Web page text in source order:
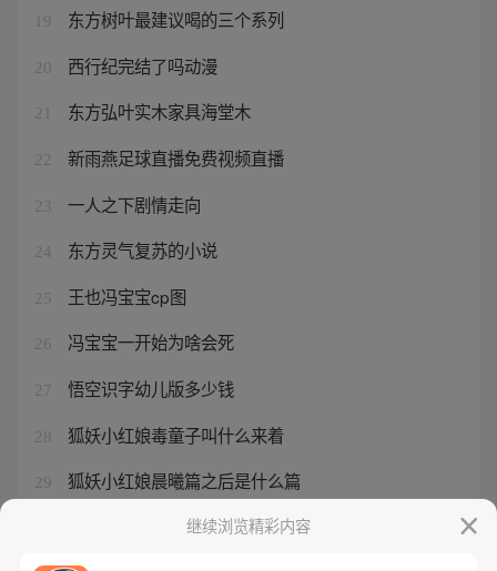
19 东方树叶最建议喝的三个系列
20 西行纪完结了吗动漫
21 东方弘叶实木家具海堂木
22 新雨燕足球直播免费视频直播
23 一人之下剧情走向
24 东方灵气复苏的小说
25 王也冯宝宝cp图
26 冯宝宝一开始为啥会死
27 悟空识字幼儿版多少钱
28 狐妖小红娘毒童子叫什么来着
29 狐妖小红娘晨曦篇之后是什么篇
狐妖小红娘每个人多少岁死的
继续浏览精彩内容